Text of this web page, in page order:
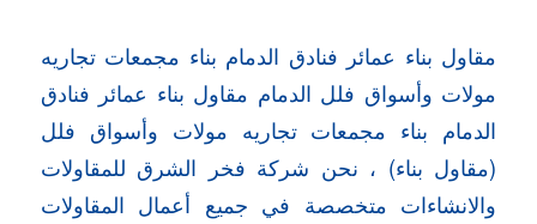
مقاول بناء عمائر فنادق الدمام بناء مجمعات تجاريه
مولات وأسواق فلل الدمام مقاول بناء عمائر فنادق
الدمام بناء مجمعات تجاريه مولات وأسواق فلل
(مقاول بناء) ، نحن شركة فخر الشرق للمقاولات
والانشاءات متخصصة في جميع أعمال المقاولات